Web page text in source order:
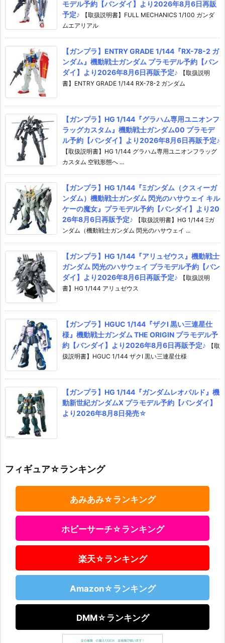
モデル予約【バンダイ】より2026年8月6日再販
予定♪
【取扱説明書】FULL MECHANICS 1/100 ガンダ
ムエアリアル
【ガンプラ】ENTRY GRADE 1/144『RX-78-2 ガ
ンダム』機動戦士ガンダム プラモデル予約【バン
ダイ】より2026年8月6日再販予定♪
【取扱説明
書】ENTRY GRADE 1/144 RX-78-2 ガンダム
【ガンプラ】HG 1/144『グラハム専用ユニオンフ
ラッグカスタム』機動戦士ガンダム00 プラモデ
ル予約【バンダイ】より2026年8月6日再販予定♪
【取扱説明書】HG 1/144 グラハム専用ユニオンフラッグ
カスタム 空戦形態へ ...
【ガンプラ】HG 1/144『Ξガンダム（クスィーガ
ンダム）機動戦士ガンダム 閃光のハサウェイ キル
ケーの魔女』プラモデル予約【バンダイ】より20
26年8月6日再販予定♪
【取扱説明書】HG 1/144 Ξガ
ンダム（機動戦士ガンダム 閃光のハサウェイ ...
【ガンプラ】HG 1/144『アリュゼウス』機動戦士
ガンダム 閃光のハサウェイ プラモデル予約【バン
ダイ】より2026年8月6日再販予定♪
【取扱説明
書】HG 1/144 アリュゼウス
【ガンプラ】HGUC 1/144『ザクI 黒い三連星仕
様』機動戦士ガンダム THE ORIGIN プラモデル予
約【バンダイ】より2026年8月6日再販予定♪
【取
扱説明書】HGUC 1/144 ザクI 黒い三連星仕様
【ガンプラ】HG 1/144『ガンダムレオパルド』機
動新世紀ガンダムX プラモデル予約【バンダイ】
より2026年8月8日発売☆
フィギュア☆ランキング
あみあみ☆ランキング
ホビーサーチ☆ランキング
楽天☆ランキング
Amazon☆ランキング
DMM☆ランキング